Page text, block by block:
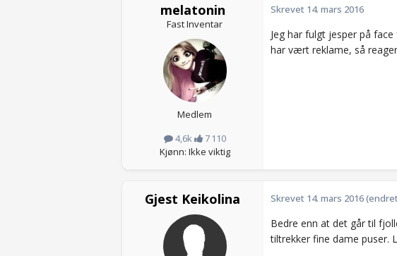
melatonin
Fast Inventar
Medlem
4,6k
7 110
Kjønn: Ikke viktig
Skrevet 14. mars 2016
Jeg har fulgt jesper på
har vært reklame, så
Gjest Keikolina Skrevet 14. mars 2016
Bedre enn at det går til
tiltrekker fine dame puser.